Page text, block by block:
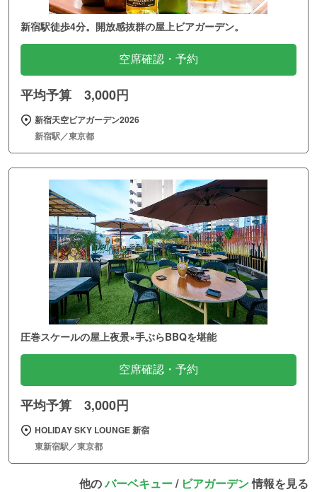
新宿駅徒歩4分。開放感抜群の屋上ビアガーデン。
空席確認・予約
平均予算 3,000円
新宿天空ビアガーデン2026
新宿駅／東京都
圧巻スケールの屋上夜景×手ぶらBBQを堪能
空席確認・予約
平均予算 3,000円
HOLIDAY SKY LOUNGE 新宿
東新宿駅／東京都
他のバーベキュー/ ビアガーデン情報を見る